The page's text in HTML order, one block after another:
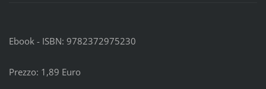
Ebook - ISBN: 9782372975230
Prezzo: 1,89 Euro